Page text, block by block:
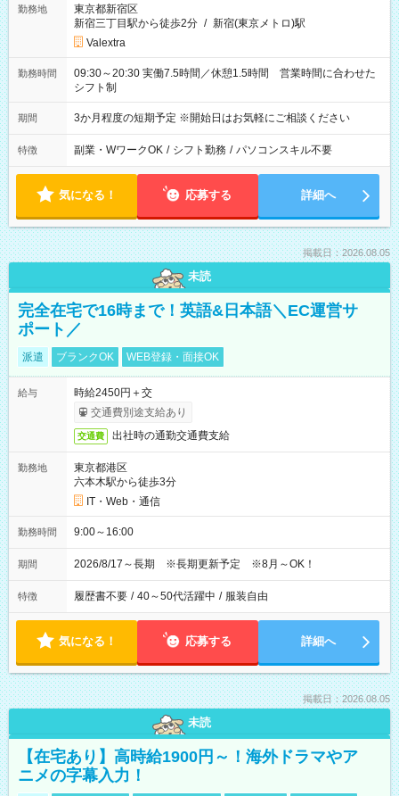
勤務地
東京都新宿区
新宿三丁目駅から徒歩2分 / 新宿(東京メトロ)駅
Valextra
勤務時間
09:30～20:30 実働7.5時間／休憩1.5時間 営業時間に合わせた
シフト制
期間 3か月程度の短期予定 ※開始日はお気軽にご相談ください
特徴 副業・WワークOK / シフト勤務 / パソコンスキル不要
気になる！ 応募する 詳細へ
掲載日：2026.08.05
未読
完全在宅で16時まで！英語&日本語＼EC運営サ
ポート／
派遣 ブランクOK WEB登録・面接OK
給与
時給2450円＋交
交通費別途支給あり
交通費 出社時の通勤交通費支給
勤務地
東京都港区
六本木駅から徒歩3分
IT・Web・通信
勤務時間 9:00～16:00
期間 2026/8/17～長期 ※長期更新予定 ※8月～OK！
特徴 履歴書不要 / 40～50代活躍中 / 服装自由
気になる！ 応募する 詳細へ
掲載日：2026.08.05
未読
【在宅あり】高時給1900円～！海外ドラマやア
ニメの字幕入力！